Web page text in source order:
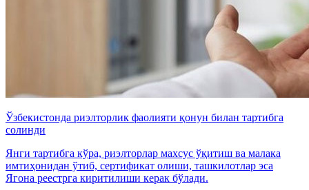
Ўзбекистонда риэлторлик фаолияти қонун билан тартибга
солинди
Янги тартибга кўра, риэлторлар махсус ўқитиш ва малака
имтиҳонидан ўтиб, сертификат олиши, ташкилотлар эса
Ягона реестрга киритилиши керак бўлади.